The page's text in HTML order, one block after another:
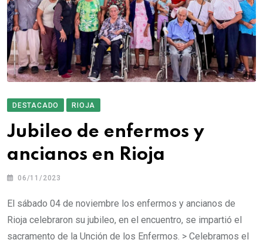
DESTACADO RIOJA
Jubileo de enfermos y
ancianos en Rioja
06/11/2023
El sábado 04 de noviembre los enfermos y ancianos de
Rioja celebraron su jubileo, en el encuentro, se impartió el
sacramento de la Unción de los Enfermos. > Celebramos el